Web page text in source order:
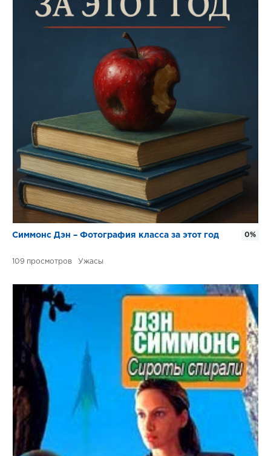
Симмонс Дэн – Фотография класса за этот год
109 Ужасы
0%